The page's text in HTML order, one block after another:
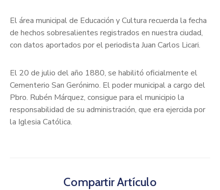
El área municipal de Educación y Cultura recuerda la fecha
de hechos sobresalientes registrados en nuestra ciudad,
con datos aportados por el periodista Juan Carlos Licari.
El 20 de julio del año 1880, se habilitó oficialmente el
Cementerio San Gerónimo. El poder municipal a cargo del
Pbro. Rubén Márquez, consigue para el municipio la
responsabilidad de su administración, que era ejercida por
la Iglesia Católica.
Compartir Artículo